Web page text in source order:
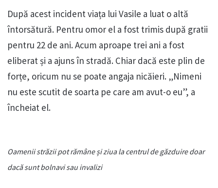
După acest incident viața lui Vasile a luat o altă
întorsătură. Pentru omor el a fost trimis după gratii
pentru 22 de ani. Acum aproape trei ani a fost
eliberat și a ajuns în stradă. Chiar dacă este plin de
forțe, oricum nu se poate angaja nicăieri. „Nimeni
nu este scutit de soarta pe care am avut-o eu”, a
încheiat el.
Oamenii străzii pot rămâne și ziua la centrul de găzduire doar
dacă sunt bolnavi sau invalizi